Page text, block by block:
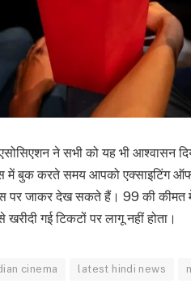
ने सभी को यह भी आश्वासन
बुक करते समय आपको एक्साइटिंग
जाकर देख सकते हैं। 99 की कीमत में
गई टिकटों पर लागू नहीं होता।
cinema latest hindi news